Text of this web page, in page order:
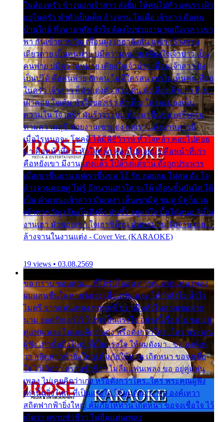
ในห้องครัว ข้างนอกเจ้าสาว ส่งยิ้ม ให้คนไปทั่ว แต่เรา เฝ้า
อยู่ในครัว ทำตัวเป็นเด็ก ล้างจาน ในเมื่อ เจ้าสาว คือคน
บ้านใกล้ พึ่งพาอาศัย จำใจ ต้องไปช่วยงาน พอถึงเวลา เขา
พา กันเข้าพาขวัญ เพื่อนฝูง เฮฮาดังลั่น แต่เราล้างจาน
เดียวดาย เป็นคนพ่าย บ่มีความหมาย เคียงใจเจ้าบ่าว เป็น
คนพ่าย บ่มีความหมาย เคียงใจเจ้าบ่าว เพื่อนเจ้าสาว ยัง
เป็นบ่ได้ คือคนพ่าย ฮักคน ไม่มีใครสน เขาไม่เห็นคน ที่อยู่
ในครัว เจ้าสาว ก็มัวแต่งตัว สวยเด่น นั่งเคียงเจ้าบ่าว ที่เขา
เฝ้าคอย ใจเต้น หัวใจของเรา ลำเค็ญ ใครจะมองเห็น
ความใน ใจ เศร้า มันร้าวระบม ต้องมาขื่นขม เศร้าตรม
ท่ามความสุขี ช่วยงานเขาแต่ง แต่เรา แล้งมาหลายปี
เมื่อไรหนอจะ โชคดี ได้มีพิธีวิวาห์ หัวใจหล้า คอยไปคอย
มา คือหน้าที่เก่า หัวใจหล้า คอยไปคอยมา คือหน้าที่เก่า
คือหยังเขา มีงานแต่งแล้ว ไปล้างแต่จาน ดั่งถูกประหาร
เมื่อเขาชื่นบาน แต่เราขื่นขม โอ้ รัก ลอยลม ไม่สม ดัง ใจ
ล้างจานคอยคู่ ไม่รู้ อีกนานเท่าใด จะได้ เลื่อนขั้นบันได ได้
เป็น ตำแหน่งเจ้าสาว มันเหงา เห็นเขามีคู่ ซมดู มีคู่ก็ม่วน
เข้าพาขวัญ เสียงโห่ตึงตึง มันซึ้ง อยู่แก่ใจ มื้อใด๋หนอ สิเป็น
งานเฮา มัวซอยเขา ใจเฮาซิด้าน มันทรมาน จับจาน เอย…
ล้างจานในงานแต่ง - Cover Ver. (KARAOKE)
19 views • 03.08.2569
ขอ กราบ ขอบคุณ.... ที่ได้รับไออุ่น การุณ จากแฟน เพลง
ผมแสนชื่นใจ หายวังเวง เมื่อแฟนเพลง ให้กำลังใจ น้ำใจ
ไมตรี จากแฟนเพลง ทุกทุกที่ ปราณีหลั่งไหล ผมขอฝาก
นาม ยอดรักเอาไว้ โปรดเป็นแรงใจ อย่างนี้เรื่อยไป ขอ อยู่
คู่แฟนเพลง ไม่เคยคิดว่าเก่ง หรือดังกว่าใคร..ใคร พระคุณ
ผู้ฟัง เท่านั้นยิ่งใหญ่ ที่เป็นแรงใจ ให้ผมดังมา.. ขอ องค์เท
วา สถิตฟากฟ้ายิ่งใหญ่ คุ้มภัยให้ท่าน เถิดหนา ขอจงเชื่อ
ใจ ไว้เถิดว่า ตราบชั่วชีวา ไม่ลืมแฟนเพลง ขอ อยู่คู่แฟน
เพลง ไม่เคยคิดว่าเก่ง หรือดังกว่าใคร..ใคร พระคุณผู้ฟัง
เท่านั้นยิ่งใหญ่ ที่เป็นแรงใจ ให้ผมดังมา.. ขอ องค์เทวา
สถิตฟากฟ้ายิ่งใหญ่ คุ้มภัยให้ท่าน เถิดหนา ขอจงเชื่อใจ ไว้
เถิดว่า ตราบชั่วชีวา ไม่ลืมแฟนเพลง